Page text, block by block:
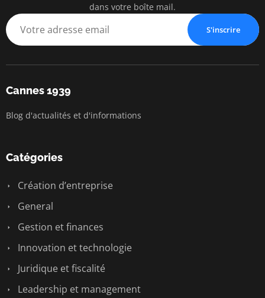
dans votre boîte mail.
S'inscrire
Cannes 1939
Blog d'actualités et d'informations
Catégories
Création d’entreprise
General
Gestion et finances
Innovation et technologie
Juridique et fiscalité
Leadership et management